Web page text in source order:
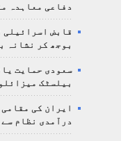
دفاعی معاہدہ
قابض اسرائیلی
بوجھ کر نشانہ
سعودی حمایت
بیلسٹک
ایران کی
درآمدی نظام